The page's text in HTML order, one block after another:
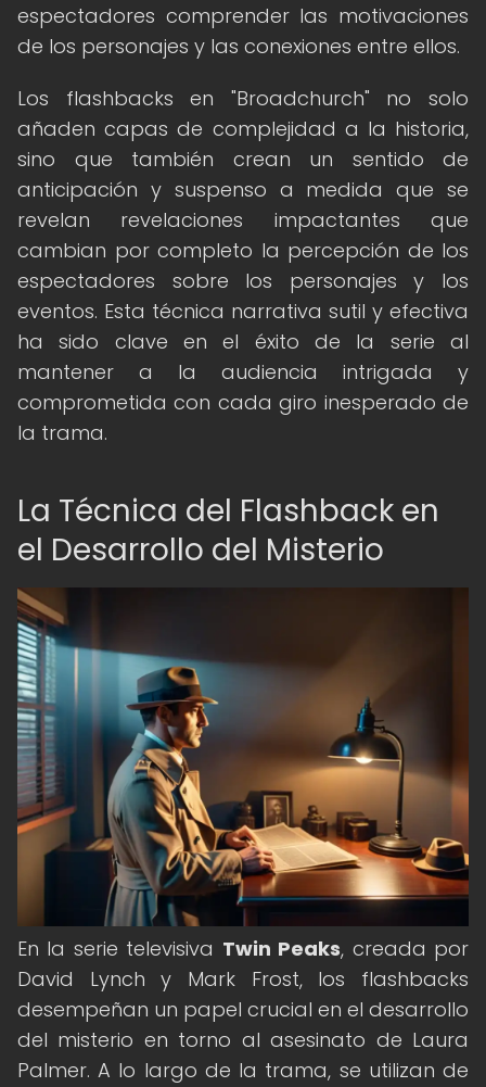
espectadores comprender las motivaciones
de los personajes y las conexiones entre ellos.
Los flashbacks en "Broadchurch" no solo
añaden capas de complejidad a la historia,
sino que también crean un sentido de
anticipación y suspenso a medida que se
revelan revelaciones impactantes que
cambian por completo la percepción de los
espectadores sobre los personajes y los
eventos. Esta técnica narrativa sutil y efectiva
ha sido clave en el éxito de la serie al
mantener a la audiencia intrigada y
comprometida con cada giro inesperado de
la trama.
La Técnica del Flashback en
el Desarrollo del Misterio
En la serie televisiva Twin Peaks, creada por
David Lynch y Mark Frost, los flashbacks
desempeñan un papel crucial en el desarrollo
del misterio en torno al asesinato de Laura
Palmer. A lo largo de la trama, se utilizan de